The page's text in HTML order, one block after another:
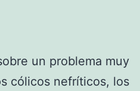
un problema muy
cólicos nefríticos, los